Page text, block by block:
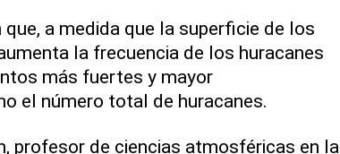
a medida que la superficie de los
la frecuencia de los huracanes
más fuertes y mayor
el número total de huracanes.
profesor de ciencias atmosféricas en la